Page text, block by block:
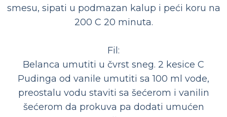
smesu, sipati u podmazan kalup i peći koru na
200 C 20 minuta.
Fil:
Belanca umutiti u čvrst sneg. 2 kesice C
Pudinga od vanile umutiti sa 100 ml vode,
preostalu vodu staviti sa šećerom i vanilin
šećerom da prokuva pa dodati umućen